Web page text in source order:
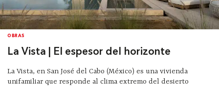
OBRAS
La Vista | El espesor del horizonte
La Vista, en San José del Cabo (México) es una vivienda
unifamiliar que responde al clima extremo del desierto